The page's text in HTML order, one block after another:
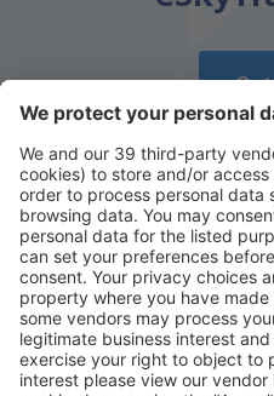
Download onze app